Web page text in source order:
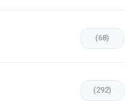
(68)
(292)